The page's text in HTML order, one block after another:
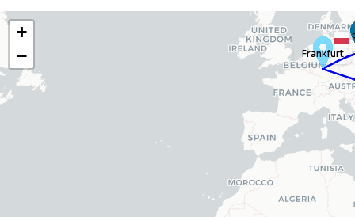
Frankfurt
Frankfurt
+
−